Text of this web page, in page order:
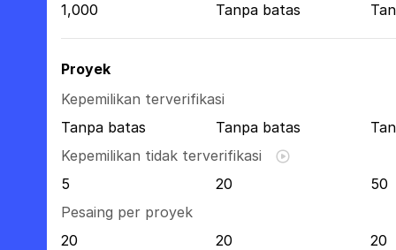
1,000
Tanpa batas
Proyek
Kepemilikan terverifikasi
Tanpa batas
Tanpa batas
Kepemilikan tidak terverifikasi
5
20
50
Pesaing per proyek
20
20 20